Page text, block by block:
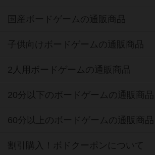
国産ボードゲームの通販商品
子供向けボードゲームの通販商品
2人用ボードゲームの通販商品
20分以下のボードゲームの通販商品
60分以上のボードゲームの通販商品
割引購入！ボドクーポンについて